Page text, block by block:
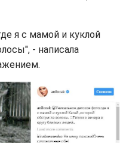
я с мамой и куклой
- написала